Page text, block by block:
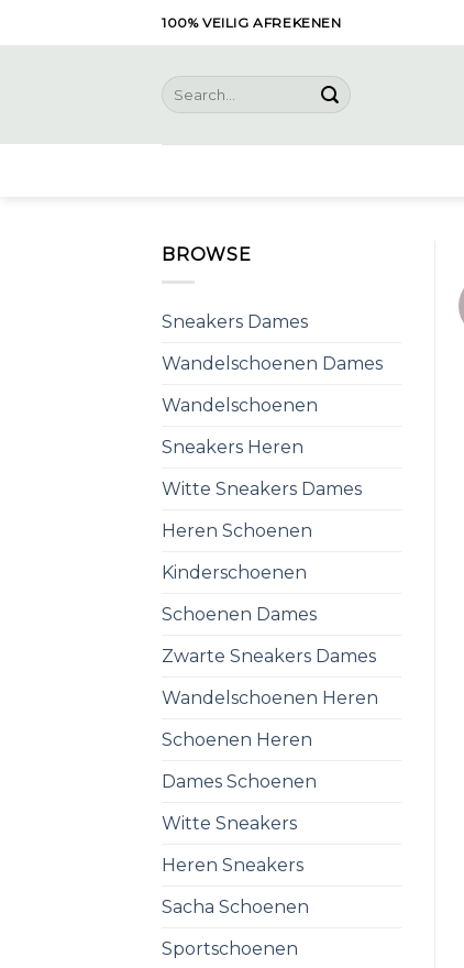
to
100% VEILIG AFREKENEN
Search
for:
BROWSE
Sneakers Dames
Wandelschoenen Dames
Wandelschoenen
Sneakers Heren
Witte Sneakers Dames
Heren Schoenen
Kinderschoenen
Schoenen Dames
Zwarte Sneakers Dames
Wandelschoenen Heren
Schoenen Heren
Dames Schoenen
Witte Sneakers
Heren Sneakers
Sacha Schoenen
Sportschoenen